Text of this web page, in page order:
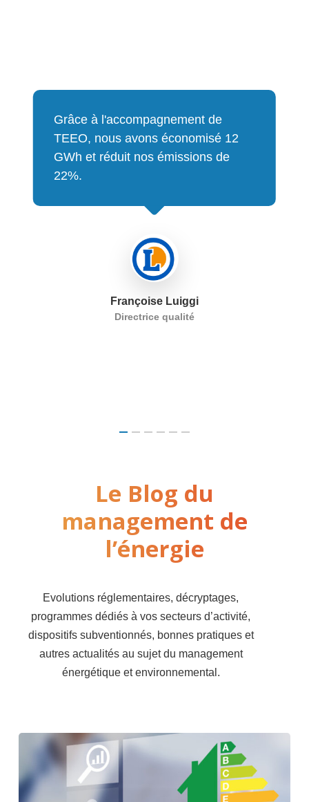
Grâce à l'accompagnement de
TEEO, nous avons économisé 12
GWh et réduit nos émissions de
22%.
Françoise Luiggi
Directrice qualité
Le Blog du
management de
l’énergie
Evolutions réglementaires, décryptages,
programmes dédiés à vos secteurs d’activité,
dispositifs subventionnés, bonnes pratiques et
autres actualités au sujet du management
énergétique et environnemental.